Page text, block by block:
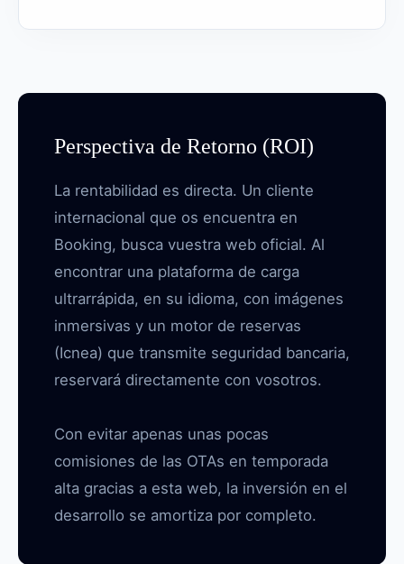
Perspectiva de Retorno (ROI)
La rentabilidad es directa. Un cliente
internacional que os encuentra en
Booking, busca vuestra web oficial. Al
encontrar una plataforma de carga
ultrarrápida, en su idioma, con imágenes
inmersivas y un motor de reservas
(Icnea) que transmite seguridad bancaria,
reservará directamente con vosotros.
Con evitar apenas unas pocas
comisiones de las OTAs en temporada
alta gracias a esta web, la inversión en el
desarrollo se amortiza por completo.